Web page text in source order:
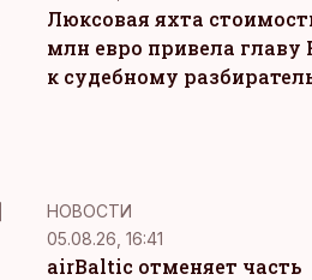
Люксовая яхта
млн евро привела главу
к судебному
НОВОСТИ
05.08.26, 16:41
airBaltic отменяет часть